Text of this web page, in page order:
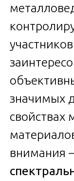
значимых
свойствах
внимания